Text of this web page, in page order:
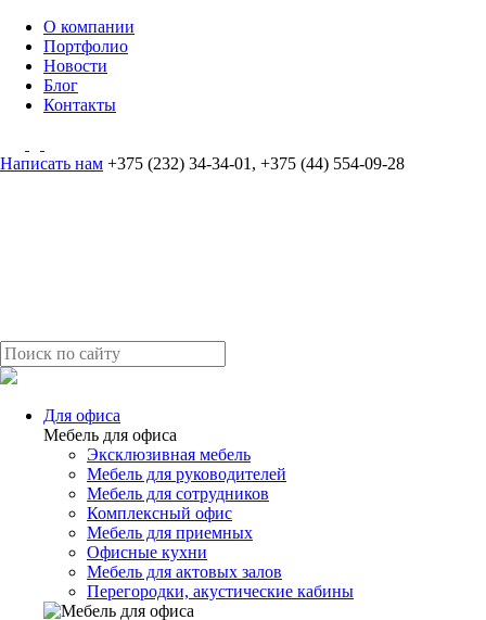
О компании
Портфолио
Новости
Блог
Контакты
Написать нам +375 (232) 34-34-01 , +375 (44) 554-09-28
Для офиса
Мебель для офиса
Эксклюзивная мебель
Мебель для руководителей
Мебель для сотрудников
Комплексный офис
Мебель для приемных
Офисные кухни
Мебель для актовых залов
Перегородки, акустические кабины